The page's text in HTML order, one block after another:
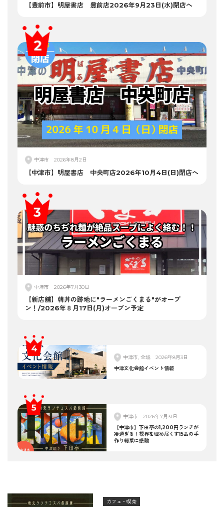
【豊前市】明屋書店 豊前店2026年9月23日(水)閉店へ
中津市 2026年8月2日
【中津市】明屋書店 中央町店2026年10月4日(日)閉店へ
中津市 2026年7月30日
【新店舗】韓丼の跡地に"ラーメンごくまる"がオープ
ン！/2026年８月17日(月)オープン予定
中津市, 全域
2026年8月3日
中津文化会館イベント情報
中津市
2026年7月31日
【中津市】下田亭の1,200円ランチが
凄過ぎる！視界を埋め尽くす15品の手
作り総菜に感動
カフェ・喫茶